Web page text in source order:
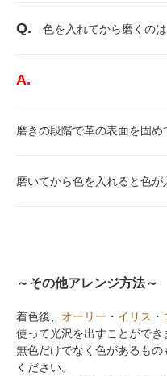
Q. 色を入れてから磨くの
A.
磨きの段階で革の表面を固め
磨いてから色を入れると色が
～その他アレンジ方法～
着色後、 オーリー ・ イリス ・
使って光沢を出すことができ
無色だけでなく色があるも
ください。